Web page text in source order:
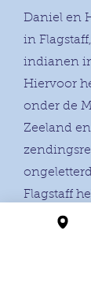
Daniel en
in
indianen
Hiervoor
onder de
Zeeland
Flagstaff
en